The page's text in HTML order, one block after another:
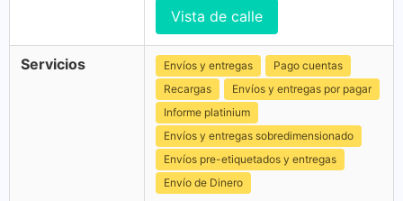
Vista de calle
Servicios Envíos y entregas
Pago cuentas
Recargas
Envíos y entregas por pagar
Informe platinium
Envíos y entregas sobredimensionado
Envíos pre-etiquetados y entregas
Envío de Dinero